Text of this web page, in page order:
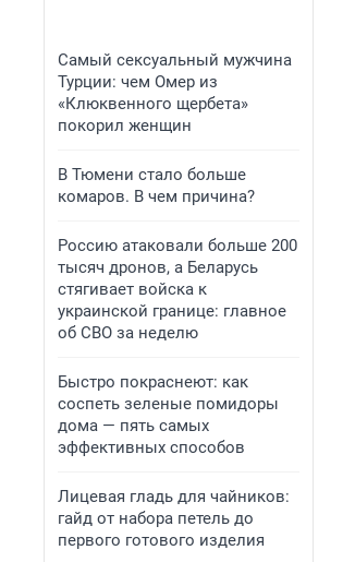
Самый сексуальный мужчина
Турции: чем Омер из
«Клюквенного щербета»
покорил женщин
В Тюмени стало больше
комаров. В чем причина?
Россию атаковали больше 200
тысяч дронов, а Беларусь
стягивает войска к
украинской границе: главное
об СВО за неделю
Быстро покраснеют: как
соспеть зеленые помидоры
дома — пять самых
эффективных способов
Лицевая гладь для чайников:
гайд от набора петель до
первого готового изделия